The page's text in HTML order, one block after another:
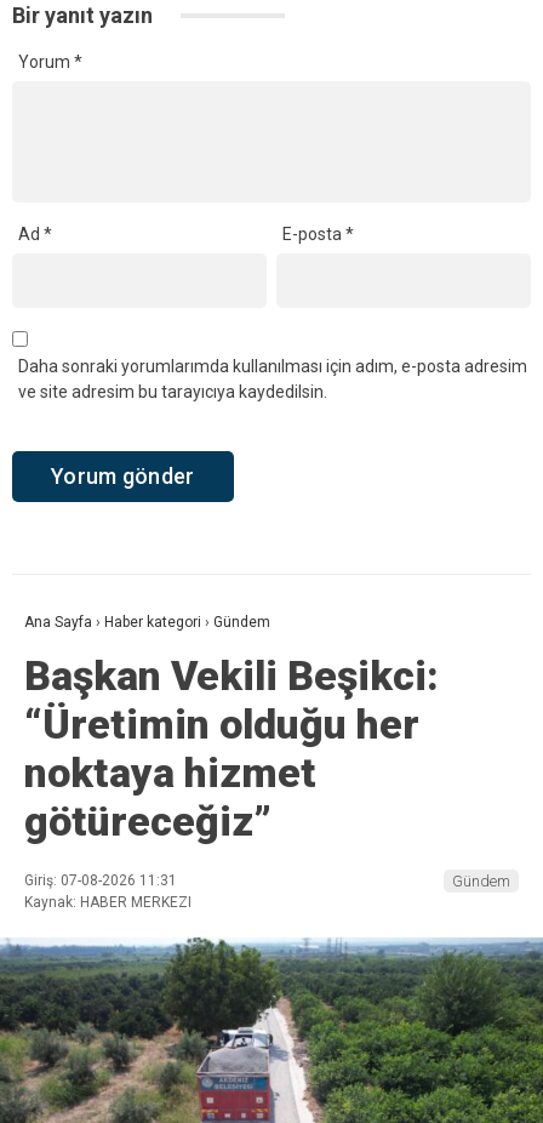
Bir yanıt yazın
Yorum *
Ad * E-posta*
Daha sonraki yorumlarımda kullanılması için adım, e-posta adresim
ve site adresim bu tarayıcıya kaydedilsin.
Ana Sayfa › Haber kategori › Gündem
Başkan Vekili Beşikci:
“Üretimin olduğu her
noktaya hizmet
götüreceğiz”
Giriş: 07-08-2026 11:31
Kaynak: HABER MERKEZI
Gündem